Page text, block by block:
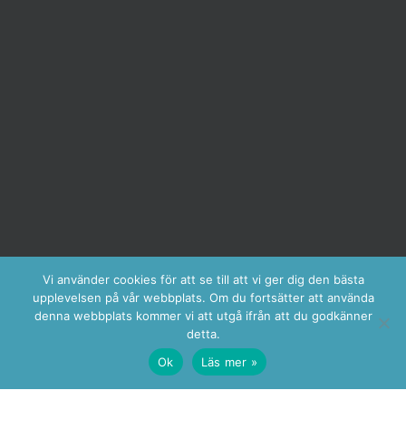
Vi använder cookies för att se till att vi ger dig den bästa
upplevelsen på vår webbplats. Om du fortsätter att använda
denna webbplats kommer vi att utgå ifrån att du godkänner
detta.
Ok
Läs mer »